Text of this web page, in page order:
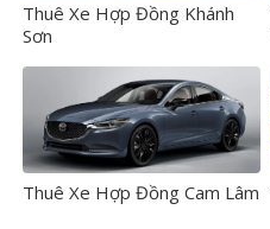
Thuê Xe Hợp Đồng Khánh
Sơn
Thuê Xe Hợp Đồng Cam Lâm